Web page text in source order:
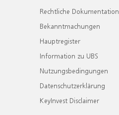
Rechtliche Dokumentation
Bekanntmachungen
Hauptregister
Information zu UBS
Nutzungsbedingungen
Datenschutzerklärung
KeyInvest Disclaimer